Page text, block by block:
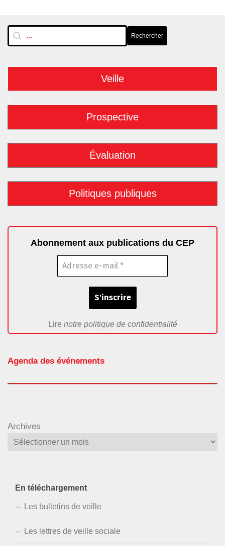
RechTextuelle-BarreLat
Rechercher Rechercher
Veille
Prospective
Évaluation
Politiques publiques
Abonnement aux publications du CEP
Lire notre politique de confidentialité
Agenda des événements
Archives
En téléchargement
Les bulletins de veille
Les lettres de veille sociale